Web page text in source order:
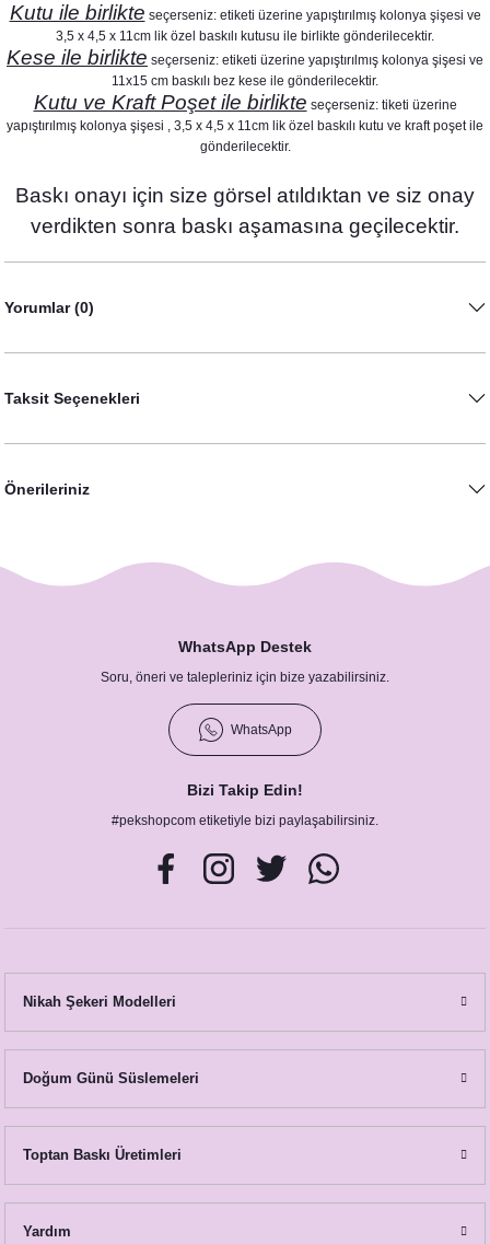
17,50 TL
Atlı Karınca Konsept Banner
Kutu ile birlikte seçerseniz: etiketi üzerine yapıştırılmış kolonya şişesi ve
3,5 x 4,5 x 11cm lik özel baskılı kutusu ile birlikte gönderilecektir.
Kese ile birlikte seçerseniz: etiketi üzerine yapıştırılmış kolonya şişesi ve
11x15 cm baskılı bez kese ile gönderilecektir.
Kutu ve Kraft Poşet ile birlikte seçerseniz: tiketi üzerine
yapıştırılmış kolonya şişesi , 3,5 x 4,5 x 11cm lik özel baskılı kutu ve kraft poşet ile
gönderilecektir.
Baskı onayı için size görsel atıldıktan ve siz onay
verdikten sonra baskı aşamasına geçilecektir.
Yorumlar (0)
Taksit Seçenekleri
Önerileriniz
WhatsApp Destek
Soru, öneri ve talepleriniz için bize yazabilirsiniz.
WhatsApp
Bizi Takip Edin!
#pekshopcom etiketiyle bizi paylaşabilirsiniz.
Nikah Şekeri Modelleri
Doğum Günü Süslemeleri
Toptan Baskı Üretimleri
Yardım